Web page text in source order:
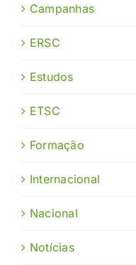
Campanhas
ERSC
Estudos
ETSC
Formação
Internacional
Nacional
Notícias